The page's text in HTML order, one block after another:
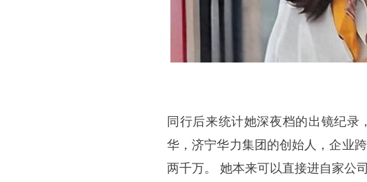
同行后来统计她深夜档的出镜纪
华，济宁华力集团的创始人，企业
两千万。 她本来可以直接进自家公